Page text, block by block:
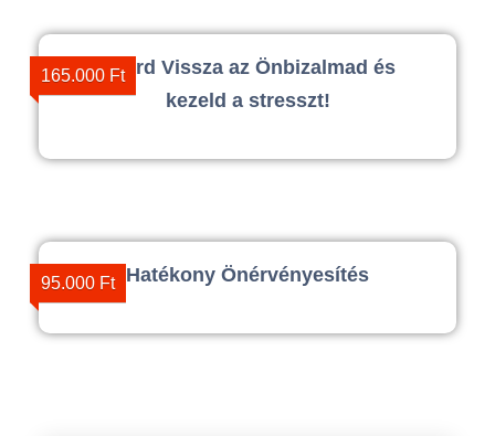
165.000 FtNyerd Vissza az Önbizalmad és
kezeld a stresszt!
95.000 Ft Hatékony Önérvényesítés